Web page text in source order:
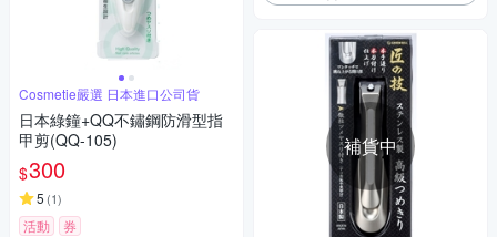
Cosmetie嚴選 日本進口公司貨
日本綠鐘+QQ不鏽鋼防滑型指
甲剪(QQ-105)
$300
5 (1)
活動 券
補貨中